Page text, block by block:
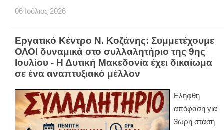
06 Ιούλιος 2026
Εργατικό Κέντρο Ν. Κοζάνης: Συμμετέχουμε
ΟΛΟΙ δυναμικά στο συλλαλητήριο της 9ης
Ιουλίου - Η Δυτική Μακεδονία έχει δικαίωμα
σε ένα αναπτυξιακό μέλλον
Ελήφθη
απόφαση για
3ωρη στάση